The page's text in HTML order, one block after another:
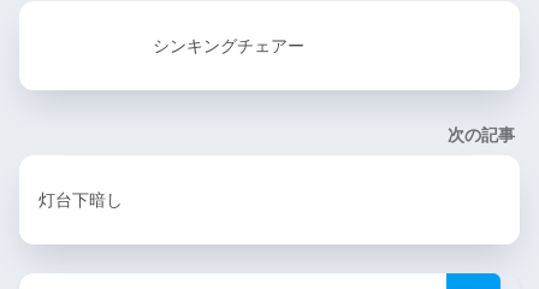
シンキングチェアー
次の記事
灯台下暗し